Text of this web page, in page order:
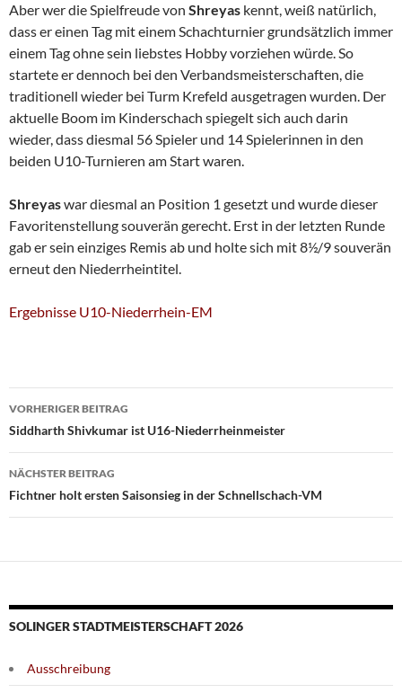
Aber wer die Spielfreude von Shreyas kennt, weiß natürlich,
dass er einen Tag mit einem Schachturnier grundsätzlich immer
einem Tag ohne sein liebstes Hobby vorziehen würde. So
startete er dennoch bei den Verbandsmeisterschaften, die
traditionell wieder bei Turm Krefeld ausgetragen wurden. Der
aktuelle Boom im Kinderschach spiegelt sich auch darin
wieder, dass diesmal 56 Spieler und 14 Spielerinnen in den
beiden U10-Turnieren am Start waren.
Shreyaswar diesmal an Position 1 gesetzt und wurde dieser
Favoritenstellung souverän gerecht. Erst in der letzten Runde
gab er sein einziges Remis ab und holte sich mit 8½/9 souverän
erneut den Niederrheintitel.
Ergebnisse U10-Niederrhein-EM
Beitragsnavigation
VORHERIGER BEITRAG
Siddharth Shivkumar ist U16-Niederrheinmeister
NÄCHSTER BEITRAG
Fichtner holt ersten Saisonsieg in der Schnellschach-VM
SOLINGER STADTMEISTERSCHAFT 2026
Ausschreibung